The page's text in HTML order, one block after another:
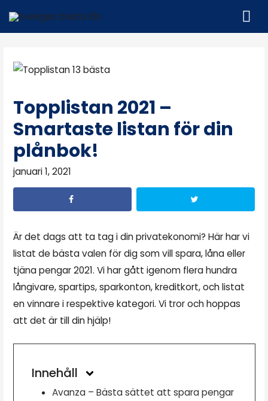
Topplistan 2021 –
Smartaste listan för din
plånbok!
januari 1, 2021
Är det dags att ta tag i din privatekonomi? Här har vi
listat de bästa valen för dig som vill spara, låna eller
tjäna pengar 2021. Vi har gått igenom flera hundra
långivare, spartips, sparkonton, kreditkort, och listat
en vinnare i respektive kategori. Vi tror och hoppas
att det är till din hjälp!
Innehåll
Avanza – Bästa sättet att spara pengar